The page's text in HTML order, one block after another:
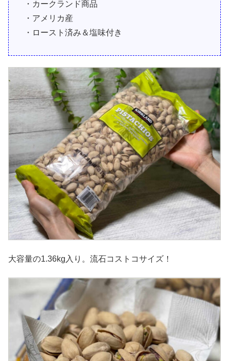
・カークランド商品
・アメリカ産
・ロースト済み＆塩味付き
大容量の1.36kg入り。流石コストコサイズ！